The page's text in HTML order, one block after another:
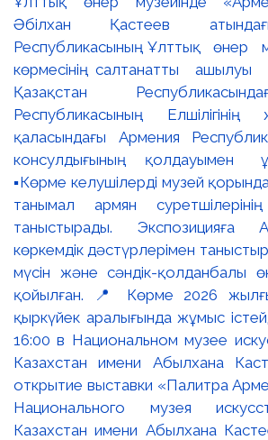
Әбілхан Қастеев
Республикасының Ұлттық өнер
көрмесінің салтанатты
Қазақстан
Республикасының
қаласындағы Армения
консулдығының қолдауымен
▪️Көрме келушілерді музей
танымал армян
таныстырады. Экспозицияға
көркемдік дәстүрлерімен
мүсін және сәндік-қолданбалы
қойылған. 📍 Көрме 2026
қыркүйек аралығында жұмыс
16:00 в Национальном музее
Казахстан имени Абылхана
открытие выставки «Палитра
Национального музея
Казахстан имени Абылхана